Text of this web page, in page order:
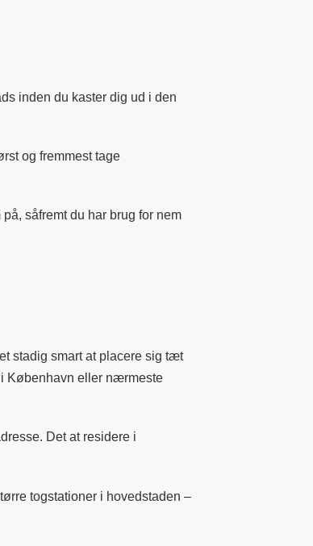
inden du kaster dig ud i den
og fremmest tage
såfremt du har brug for nem
stadig smart at placere sig tæt
København eller nærmeste
Det at residere i
togstationer i hovedstaden –